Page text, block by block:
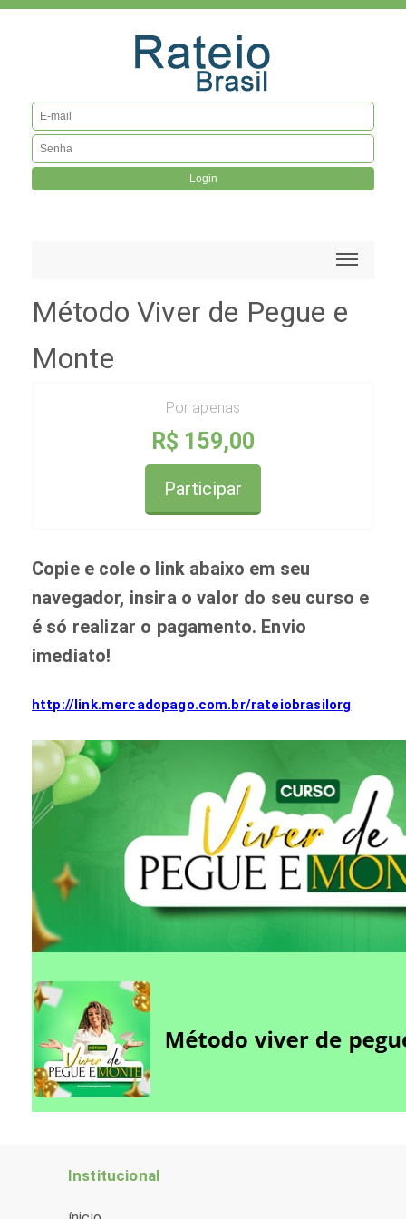
Login
Método Viver de Pegue e
Monte
Por apenas
R$ 159,00
Participar
Copie e cole o link abaixo em seu
navegador, insira o valor do seu curso e
é só realizar o pagamento. Envio
imediato!
http://link.mercadopago.com.br/rateiobrasilorg
Institucional